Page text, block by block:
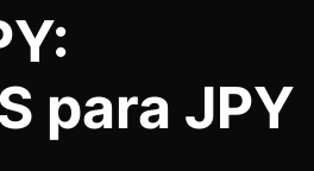
para JPY